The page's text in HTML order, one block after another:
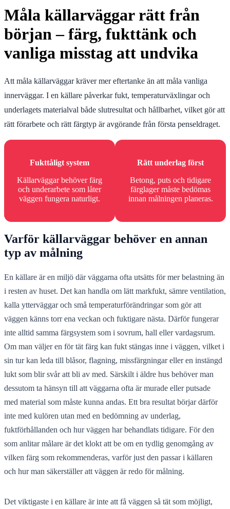
Måla källarväggar rätt från
början – färg, fukttänk och
vanliga misstag att undvika
Att måla källarväggar kräver mer eftertanke än att måla vanliga
innerväggar. I en källare påverkar fukt, temperaturväxlingar och
underlagets materialval både slutresultat och hållbarhet, vilket gör att
rätt förarbete och rätt färgtyp är avgörande från första penseldraget.
Fukttåligt system
Källarväggar behöver färg
och underarbete som låter
väggen fungera naturligt.
Rätt underlag först
Betong, puts och tidigare
färglager måste bedömas
innan målningen planeras.
Varför källarväggar behöver en annan
typ av målning
En källare är en miljö där väggarna ofta utsätts för mer belastning än
i resten av huset. Det kan handla om lätt markfukt, sämre ventilation,
kalla ytterväggar och små temperaturförändringar som gör att
väggen känns torr ena veckan och fuktigare nästa. Därför fungerar
inte alltid samma färgsystem som i sovrum, hall eller vardagsrum.
Om man väljer en för tät färg kan fukt stängas inne i väggen, vilket i
sin tur kan leda till blåsor, flagning, missfärgningar eller en instängd
lukt som blir svår att bli av med. Särskilt i äldre hus behöver man
dessutom ta hänsyn till att väggarna ofta är murade eller putsade
med material som måste kunna andas. Ett bra resultat börjar därför
inte med kulören utan med en bedömning av underlag,
fuktförhållanden och hur väggen har behandlats tidigare. För den
som anlitar målare är det klokt att be om en tydlig genomgång av
vilken färg som rekommenderas, varför just den passar i källaren
och hur man säkerställer att väggen är redo för målning.
Det viktigaste i en källare är inte att få väggen så tät som möjligt,